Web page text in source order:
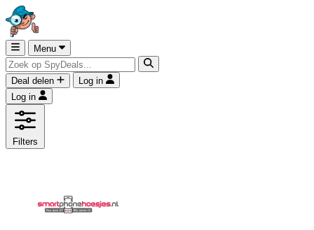
Menu
Deal delen
Log in
Log in
Filters